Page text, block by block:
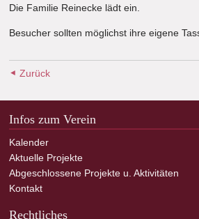
Die Familie Reinecke lädt ein.
Besucher sollten möglichst ihre eigene
Zurück
Infos zum Verein
Kalender
Aktuelle Projekte
Abgeschlossene Projekte u. Aktivitäten
Kontakt
Rechtliches